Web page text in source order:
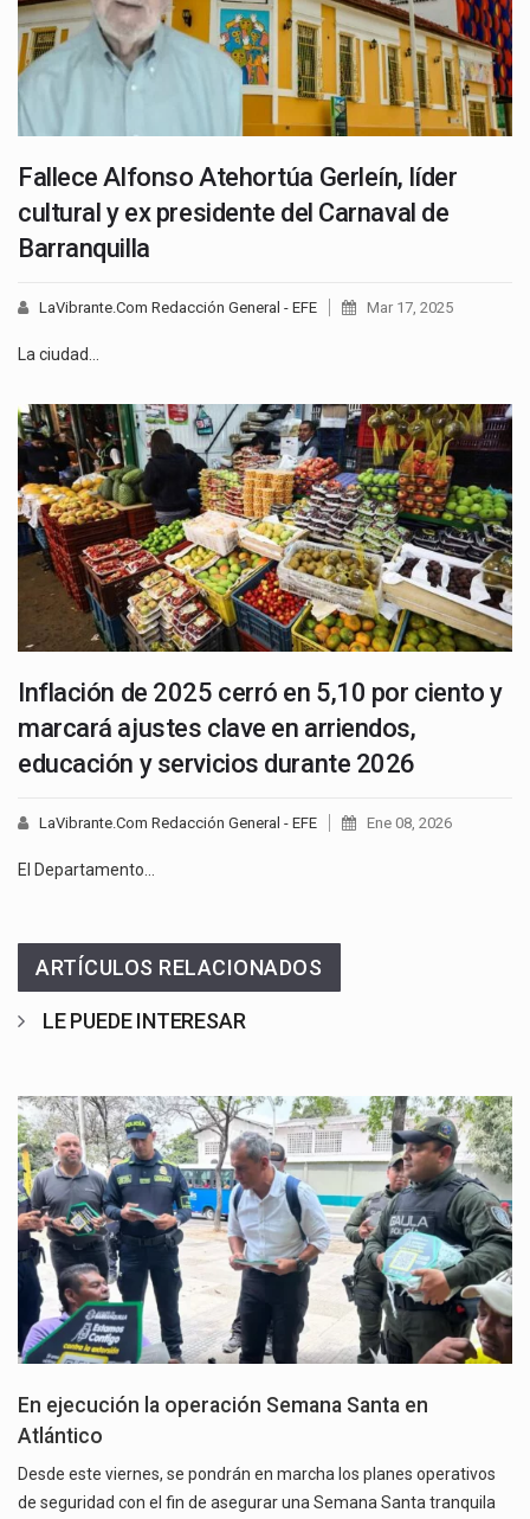
Fallece Alfonso Atehortúa Gerleín, líder
cultural y ex presidente del Carnaval de
Barranquilla
LaVibrante.Com Redacción General - EFE Mar 17, 2025
La ciudad…
Inflación de 2025 cerró en 5,10 por ciento y
marcará ajustes clave en arriendos,
educación y servicios durante 2026
LaVibrante.Com Redacción General - EFE Ene 08, 2026
El Departamento…
ARTÍCULOS RELACIONADOS
LE PUEDE INTERESAR
En ejecución la operación Semana Santa en
Atlántico
Desde este viernes, se pondrán en marcha los planes operativos
de seguridad con el fin de asegurar una Semana Santa tranquila